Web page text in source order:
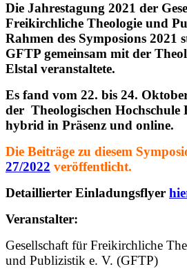
Die Jahrestagung 2021 der
Freikirchliche Theologie und
Rahmen des Symposions 2021
GFTP gemeinsam mit der
Elstal veranstaltete.
Es fand vom 22. bis 24.
der Theologischen Hochschule
hybrid in Präsenz und online.
Die Beiträge zu diesem
27/2022 veröffentlicht.
Detaillierter Einladungsflyer
Veranstalter:
Gesellschaft für Freikirchliche
und Publizistik e. V. (GFTP)